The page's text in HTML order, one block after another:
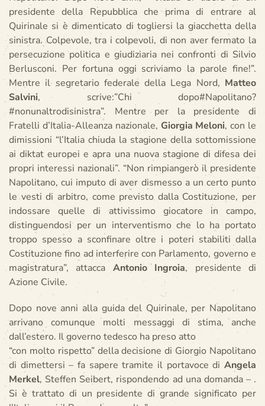
presidente della Repubblica che prima di entrare al
Quirinale si è dimenticato di togliersi la giacchetta della
sinistra. Colpevole, tra i colpevoli, di non aver fermato la
persecuzione politica e giudiziaria nei confronti di Silvio
Berlusconi. Per fortuna oggi scriviamo la parole fine!”.
Mentre il segretario federale della Lega Nord, Matteo
Salvini, scrive:”Chi dopo#Napolitano?
#nonunaltrodisinistra”. Mentre per la presidente di
Fratelli d’Italia-Alleanza nazionale, Giorgia Meloni, con le
dimissioni “l’Italia chiuda la stagione della sottomissione
ai diktat europei e apra una nuova stagione di difesa dei
propri interessi nazionali”. “Non rimpiangerò il presidente
Napolitano, cui imputo di aver dismesso a un certo punto
le vesti di arbitro, come previsto dalla Costituzione, per
indossare quelle di attivissimo giocatore in campo,
distinguendosi per un interventismo che lo ha portato
troppo spesso a sconfinare oltre i poteri stabiliti dalla
Costituzione fino ad interferire con Parlamento, governo e
magistratura”, attacca Antonio Ingroia, presidente di
Azione Civile.
Dopo nove anni alla guida del Quirinale, per Napolitano
arrivano comunque molti messaggi di stima, anche
dall’estero. Il governo tedesco ha preso atto
“con molto rispetto” della decisione di Giorgio Napolitano
di dimettersi – fa sapere tramite il portavoce di Angela
Merkel, Steffen Seibert, rispondendo ad una domanda – .
Si è trattato di un presidente di grande significato per